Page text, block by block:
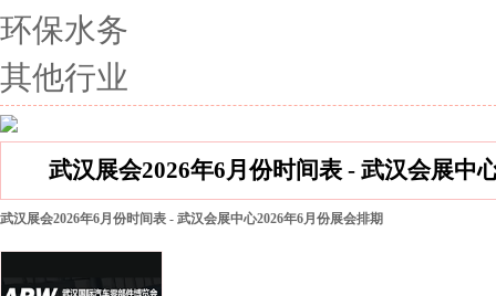
环保水务
其他行业
武汉展会2026年6月份时间表 - 武汉会展中
武汉展会2026年6月份时间表 - 武汉会展中心2026年6月份展会排期